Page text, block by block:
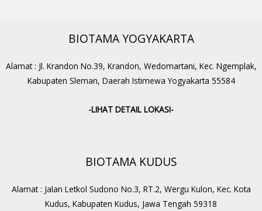
BIOTAMA YOGYAKARTA
Alamat : Jl. Krandon No.39, Krandon, Wedomartani, Kec. Ngemplak,
Kabupaten Sleman, Daerah Istimewa Yogyakarta 55584
-LIHAT DETAIL LOKASI-
BIOTAMA KUDUS
Alamat : Jalan Letkol Sudono No.3, RT.2, Wergu Kulon, Kec. Kota
Kudus, Kabupaten Kudus, Jawa Tengah 59318